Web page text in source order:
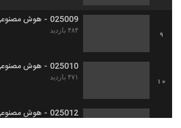
9
025009 - هوش مصنوعی سری اول
۴۸۴ بازدید
10
025010 - هوش مصنوعی سری اول
۴۷۱ بازدید
025012 - هوش مصنوعی سری اول